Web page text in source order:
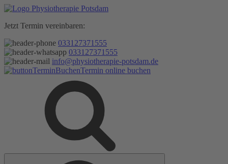
Zum
springen
Jetzt Termin vereinbaren:
033127371555
033127371555
info@physiotherapie-potsdam.de
Termin online buchen